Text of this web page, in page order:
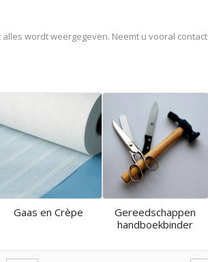
wordt weergegeven. Neemt u vooral
Gaas en Crèpe
Gereedschappen
handboekbinder